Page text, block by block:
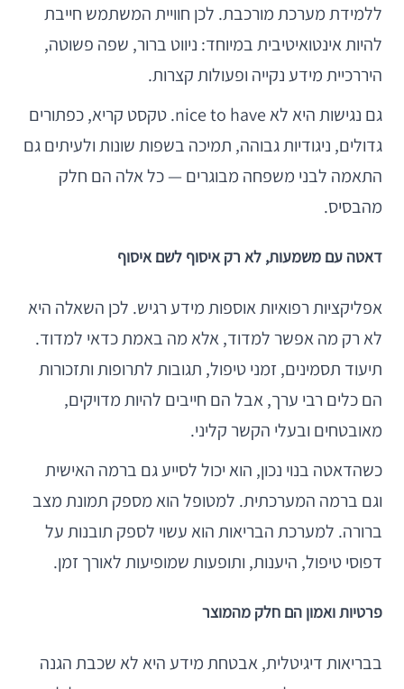
ללמידת מערכת מורכבת. לכן חוויית המשתמש חייבת
להיות אינטואיטיבית במיוחד: ניווט ברור, שפה פשוטה,
היררכיית מידע נקייה ופעולות קצרות.
גם נגישות היא לא nice to have. טקסט קריא, כפתורים
גדולים, ניגודיות גבוהה, תמיכה בשפות שונות ולעיתים גם
התאמה לבני משפחה מבוגרים — כל אלה הם חלק
מהבסיס.
דאטה עם משמעות, לא רק איסוף לשם איסוף
אפליקציות רפואיות אוספות מידע רגיש. לכן השאלה היא
לא רק מה אפשר למדוד, אלא מה באמת כדאי למדוד.
תיעוד תסמינים, זמני טיפול, תגובות לתרופות ותזכורות
הם כלים רבי ערך, אבל הם חייבים להיות מדויקים,
מאובטחים ובעלי הקשר קליני.
כשהדאטה בנוי נכון, הוא יכול לסייע גם ברמה האישית
וגם ברמה המערכתית. למטופל הוא מספק תמונת מצב
ברורה. למערכת הבריאות הוא עשוי לספק תובנות על
דפוסי טיפול, היענות, ותופעות שמופיעות לאורך זמן.
פרטיות ואמון הם חלק מהמוצר
בבריאות דיגיטלית, אבטחת מידע היא לא שכבת הגנה